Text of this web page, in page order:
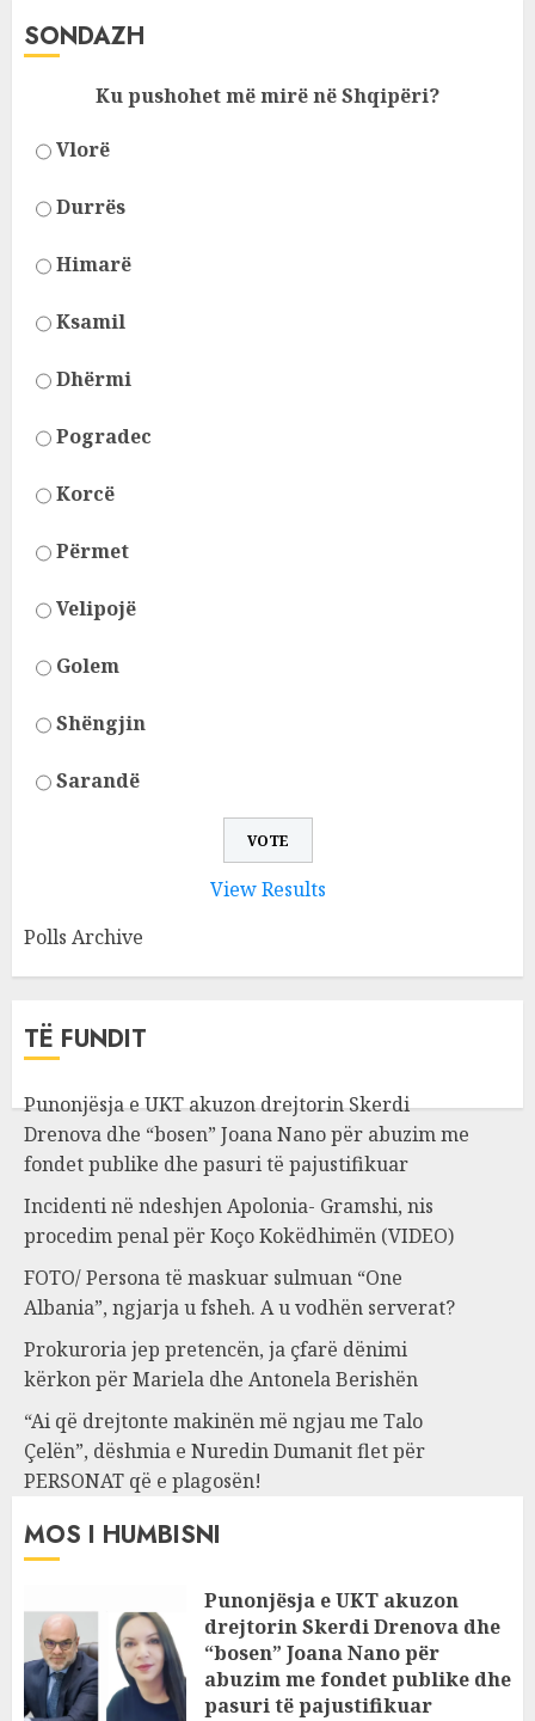
SONDAZH
Ku pushohet më mirë në Shqipëri?
Vlorë
Durrës
Himarë
Ksamil
Dhërmi
Pogradec
Korcë
Përmet
Velipojë
Golem
Shëngjin
Sarandë
View Results
Polls Archive
TË FUNDIT
Punonjësja e UKT akuzon drejtorin Skerdi
Drenova dhe “bosen” Joana Nano për abuzim me
fondet publike dhe pasuri të pajustifikuar
Incidenti në ndeshjen Apolonia- Gramshi, nis
procedim penal për Koço Kokëdhimën (VIDEO)
FOTO/ Persona të maskuar sulmuan “One
Albania”, ngjarja u fsheh. A u vodhën serverat?
Prokuroria jep pretencën, ja çfarë dënimi
kërkon për Mariela dhe Antonela Berishën
“Ai që drejtonte makinën më ngjau me Talo
Çelën”, dëshmia e Nuredin Dumanit flet për
PERSONAT që e plagosën!
MOS I HUMBISNI
Punonjësja e UKT akuzon
drejtorin Skerdi Drenova dhe
“bosen” Joana Nano për
abuzim me fondet publike dhe
pasuri të pajustifikuar